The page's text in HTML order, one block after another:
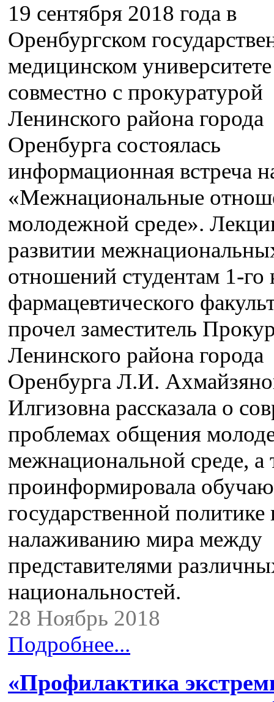
19 сентября 2018 года в
Оренбургском
медицинском университете
совместно с прокуратурой
Ленинского района города
Оренбурга состоялась
информационная встреча
«Межнациональные
молодежной среде».
развитии
отношений студентам 1-го
фармацевтического
прочел заместитель
Ленинского района города
Оренбурга Л.И.
Илгизовна рассказала о
проблемах общения
межнациональной среде, а
проинформировала
государственной политике
налаживанию мира между
представителями
национальностей.
28 Ноябрь 2018
Подробнее...
«Профилактика